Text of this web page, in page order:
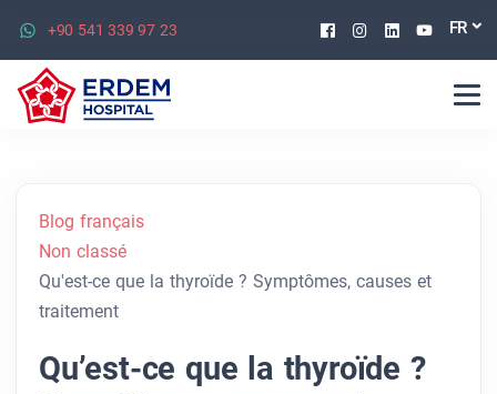
+90 541 339 97 23 Facebook
Instagram
Linkedin
FR
Blog français
Non classé
Qu'est-ce que la thyroïde ? Symptômes, causes et
traitement
Qu’est-ce que la thyroïde ?